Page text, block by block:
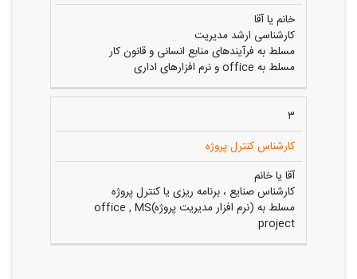
خانم یا آقا
کارشناسی ارشد مدیریت
مسلط به فرآیندهای منابع انسانی و قانون کار
مسلط به office و نرم افزارهای اداری
۳
کارشناس کنترل پروژه
آقا یا خانم
کارشناس صنایع ، برنامه ریزی یا کنترل پروژه
مسلط به (نرم افزار مدیریت پروژه)office , MS
project